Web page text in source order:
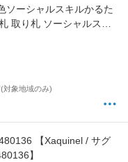
ソーシャルスキルかるた
取り札 ソーシャルスキ
ルール マナー かるた 5
カードゲーム 室内 遊び
小学校 指導 TOSS 送
対象地域のみ)
【Xaquinel / サグ
】